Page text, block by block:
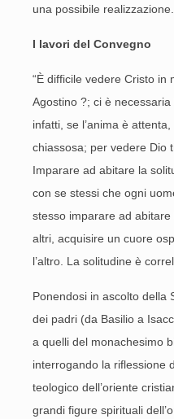
una possibile realizzazione.
I lavori del Convegno
“È difficile vedere Cristo in
Agostino ?; ci è necessaria
infatti, se l’anima è
chiassosa; per vedere Dio
Imparare ad abitare la
con se stessi che ogni
stesso imparare ad
altri, acquisire un cuore
l’altro. La solitudine è
Ponendosi in ascolto della
dei padri (da Basilio a
a quelli del monachesimo
interrogando la riflessione
teologico dell’oriente
grandi figure spirituali